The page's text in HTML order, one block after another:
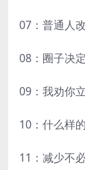
07：普通人
08：圈子决
09：我劝你
10：什么样
11：减少不